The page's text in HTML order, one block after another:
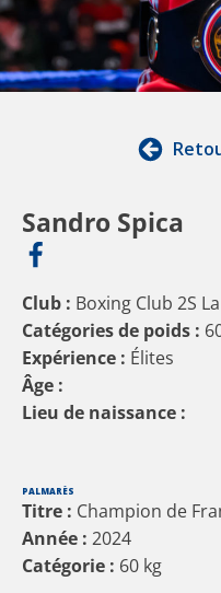
Sandro Spica
Club : Boxing Club 2S
Catégories de poids :
Expérience : Élites
Âge :
Lieu de naissance :
PALMARÈS
Titre : Champion de
Année : 2024
Catégorie : 60 kg